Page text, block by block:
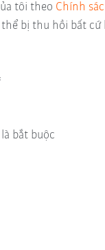
tôi theo Chính
thể bị thu hồi bất
bắt buộc